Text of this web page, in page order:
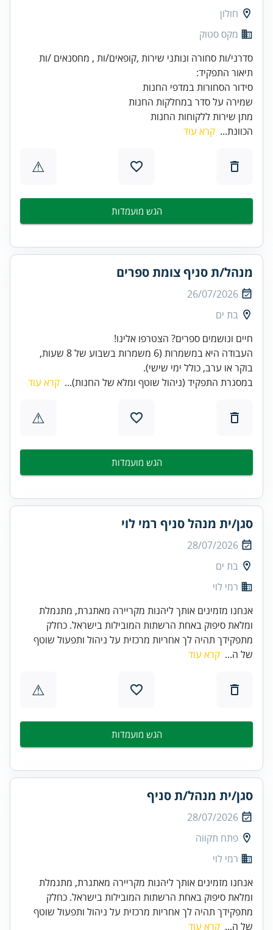
חולון
מקס סטוק
מתן שירות ללקוחות החנות
הכוונת... קרא עוד
⚠
הגש מועמדות
מנהל/ת סניף צומת ספרים
26/07/2026
בת ים
העבודה היא במשמרות (6 משמרות בשבוע של 8 שעות,
בוקר או ערב, כולל ימי שישי).
במסגרת התפקיד (ניהול שוטף ומלא של החנות)... קרא עוד
⚠
הגש מועמדות
סגן/ית מנהל סניף רמי לוי
28/07/2026
בת ים
רמי לוי
אנחנו מזמינים אותך ליהנות מקריירה מאתגרת, מתגמלת
ומלאת סיפוק באחת הרשתות המובילות בישראל. כחלק
מתפקידך תהיה לך אחריות מרכזית על ניהול ותפעול שוטף
של ה... קרא עוד
⚠
הגש מועמדות
סגן/ית מנהל/ת סניף
28/07/2026
פתח תקווה
רמי לוי
אנחנו מזמינים אותך ליהנות מקריירה מאתגרת, מתגמלת
ומלאת סיפוק באחת הרשתות המובילות בישראל. כחלק
מתפקידך תהיה לך אחריות מרכזית על ניהול ותפעול שוטף
של ה... קרא עוד